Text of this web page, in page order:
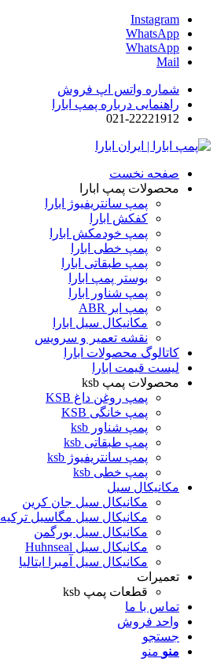
Instagram
WhatsApp
WhatsApp
Mail
شماره واتس اپ فروش
راهنمایی درباره پمپ ابارا
021-22221912
صفحه نخست
محصولات پمپ ابارا
پمپ سانتریفیوژ ابارا
کفکش ابارا
پمپ خودمکش ابارا
پمپ خطی ابارا
پمپ طبقاتی ابارا
بوستر پمپ ابارا
پمپ شناور ابارا
پمپ ابر ABR
مکانیکال سیل ابارا
نقشه تعمیر و سرویس
کاتالوگ محصولات ابارا
لیست قیمت ابارا
محصولات پمپ ksb
پمپ روغن داغ KSB
پمپ خانگی KSB
پمپ شناور ksb
پمپ طبقاتی ksb
پمپ سانتریفیوژ ksb
پمپ خطی ksb
مکانیکال سیل
مکانیکال سیل جان کرین
مکانیکال سیل مگاسیل ترکیه
مکانیکال سیل بورگمن
مکانیکال سیل Huhnseal
مکانیکال سیل آمبرا ایتالیا
تعمیرات
قطعات پمپ ksb
تماس با ما
واحد فروش
جستجو
منو منو